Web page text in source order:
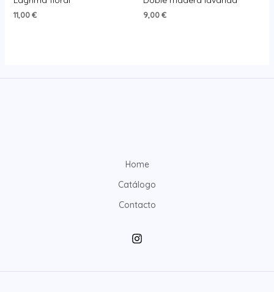
11,00€ 9,00€
Home
Catálogo
Contacto